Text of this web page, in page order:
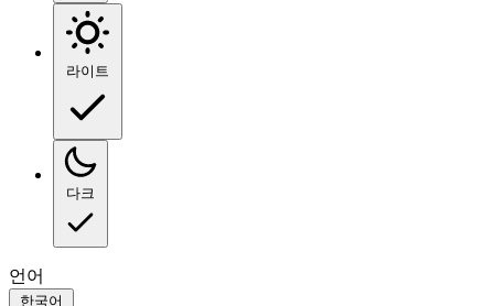
라이트
다크
언어
한국어